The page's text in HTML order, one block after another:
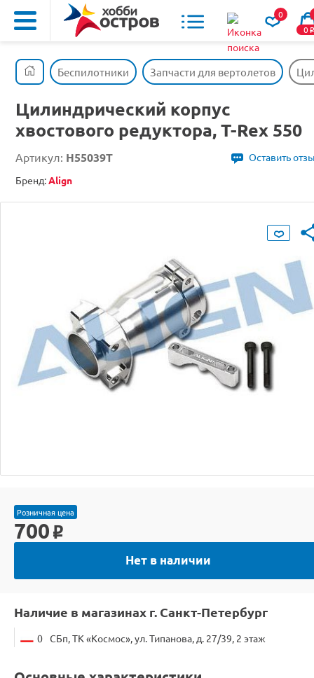
0
0o
Беспилотники Запчасти для вертолетов
Цилиндрический корпус
хвостового редуктора, T-Rex 550
Артикул: H55039T
Оставить
Бренд:Align
Розничная цена
700 o
Нет в наличии
Наличие в магазинах г. Санкт-Петербург
0 СБп, ТК «Космос», ул. Типанова, д. 27/39, 2 этаж